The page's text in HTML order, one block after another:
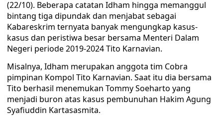
(22/10). Beberapa catatan Idham hingga memanggul
bintang tiga dipundak dan menjabat sebagai
Kabareskrim ternyata banyak mengungkap kasus-
kasus dan peristiwa besar bersama Menteri Dalam
Negeri periode 2019-2024 Tito Karnavian.
Misalnya, Idham merupakan anggota tim Cobra
pimpinan Kompol Tito Karnavian. Saat itu dia bersama
Tito berhasil menemukan Tommy Soeharto yang
menjadi buron atas kasus pembunuhan Hakim Agung
Syafiuddin Kartasasmita.